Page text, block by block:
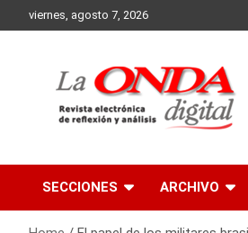
to
viernes, agosto 7, 2026
SECCIONES ARCHIVO